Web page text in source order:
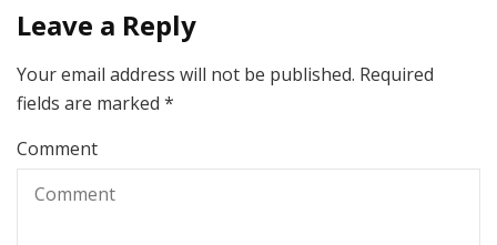
Leave a Reply
Your email address will not be published. Required
fields are marked *
Comment